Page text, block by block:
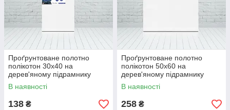
Проґрунтоване полотно
полікотон 30х40 на
дерев'яному підрамнику
ручної роботи
В наявності
138 ₴
Проґрунтоване полотно
полікотон 50х60 на
дерев'яному підрамнику
ручної роботи
В наявності
258 ₴